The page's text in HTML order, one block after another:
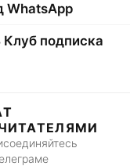
WhatsApp
Клуб подписка